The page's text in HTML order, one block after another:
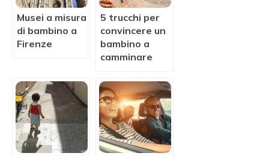
Musei a misura
di bambino a
Firenze
5 trucchi per
convincere un
bambino a
camminare